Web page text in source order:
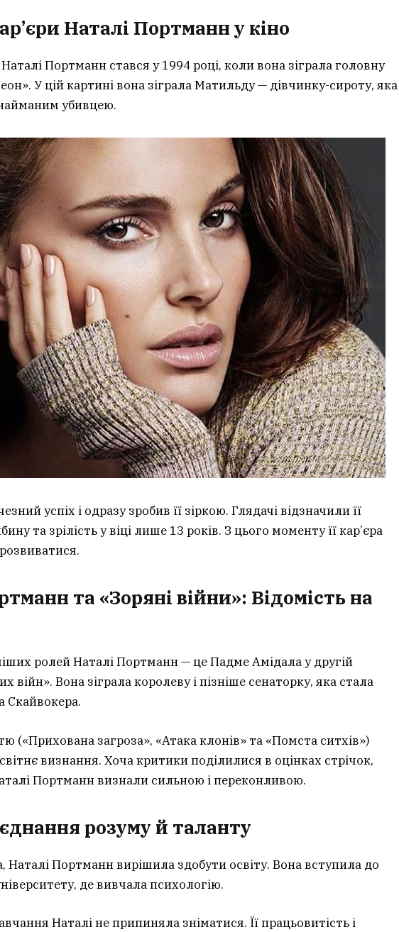
Наталі Портманн у кіно
Портманн стався у 1994 році, коли вона зіграла головну
У цій картині вона зіграла Матильду — дівчинку-сироту, яка
убивцею.
успіх і одразу зробив її зіркою. Глядачі відзначили її
та зрілість у віці лише 13 років. З цього моменту її кар’єра
та «Зоряні війни»: Відомість на
ролей Наталі Портманн — це Падме Амідала у другій
війн». Вона зіграла королеву і пізніше сенаторку, яка стала
Скайвокера.
(«Прихована загроза», «Атака клонів» та «Помста ситхів»)
визнання. Хоча критики поділилися в оцінках стрічок,
Портманн визнали сильною і переконливою.
розуму й таланту
Наталі Портманн вирішила здобути освіту. Вона вступила до
де вивчала психологію.
Наталі не припиняла зніматися. Її працьовитість і